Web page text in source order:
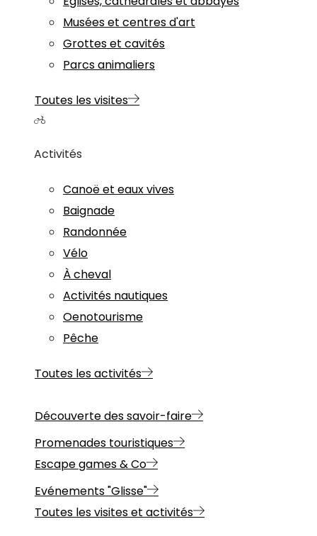
Musées et centres d'art
Grottes et cavités
Parcs animaliers
Toutes les visites
Activités
Canoë et eaux vives
Baignade
Randonnée
Vélo
À cheval
Activités nautiques
Oenotourisme
Pêche
Toutes les activités
Découverte des savoir-faire
Promenades touristiques
Escape games & Co
Evénements "Glisse"
Toutes les visites et activités